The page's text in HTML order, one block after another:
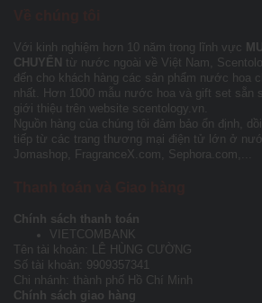
Với kinh nghiệm hơn 10 năm trong lĩnh vực
CHUYỂN từ nước ngoài về Việt Nam,
đến cho khách hàng các sản phẩm nước hoa
nhất. Hơn 1000 mẫu nước hoa và gift set sẵn
giới thiệu trên website scentology.vn.
Nguồn hàng của chúng tôi đảm bảo ổn định,
tiếp từ các trang thương mại điện tử lớn ở
Jomashop, FragranceX.com, Sephora.com,...
Chính sách thanh toán
VIETCOMBANK
Tên tài khoản: LÊ HÙNG CƯỜNG
Số tài khoản: 9909357341
Chi nhánh: thành phố Hồ Chí Minh
Chính sách giao hàng